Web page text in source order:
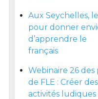
Aux Seychelles,
pour donner
d’apprendre le
français
Webinaire 26 des
de FLE : Créer des
activités ludiques